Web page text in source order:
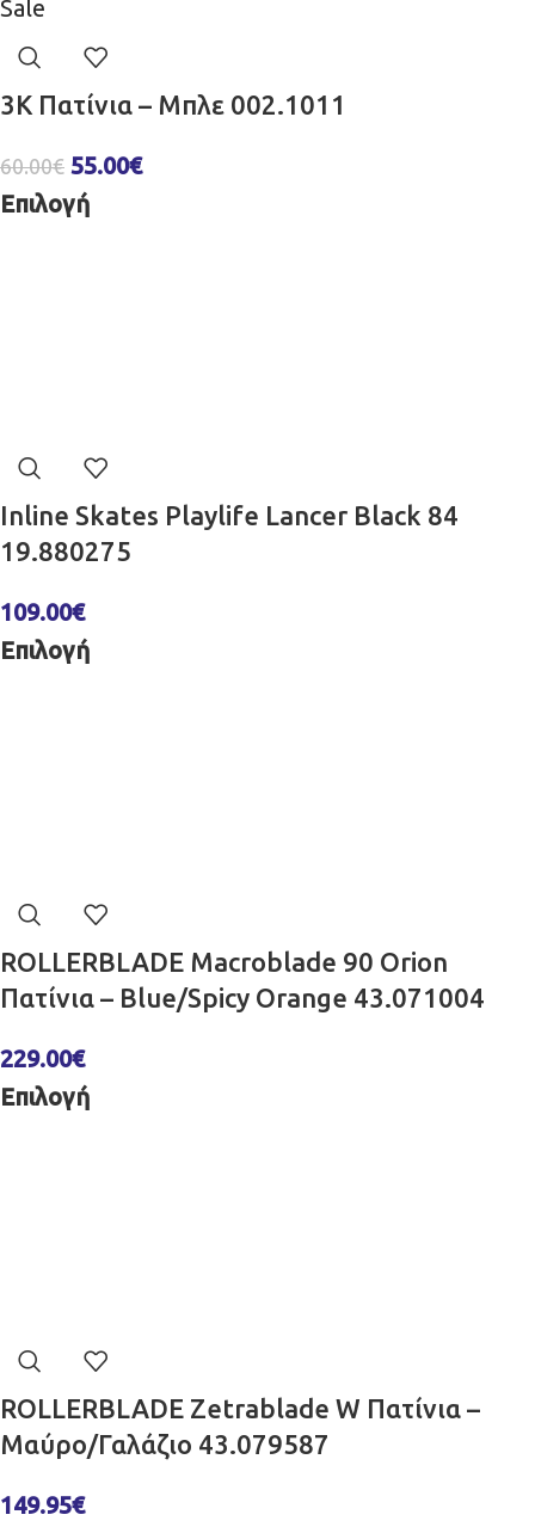
Sale
3K Πατίνια – Μπλε 002.1011
60.00€ 55.00€
Επιλογή
Inline Skates Playlife Lancer Black 84
19.880275
109.00€
Επιλογή
ROLLERBLADE Macroblade 90 Orion
Πατίνια – Blue/Spicy Orange 43.071004
229.00€
Επιλογή
ROLLERBLADE Zetrablade W Πατίνια –
Μαύρο/Γαλάζιο 43.079587
149.95€